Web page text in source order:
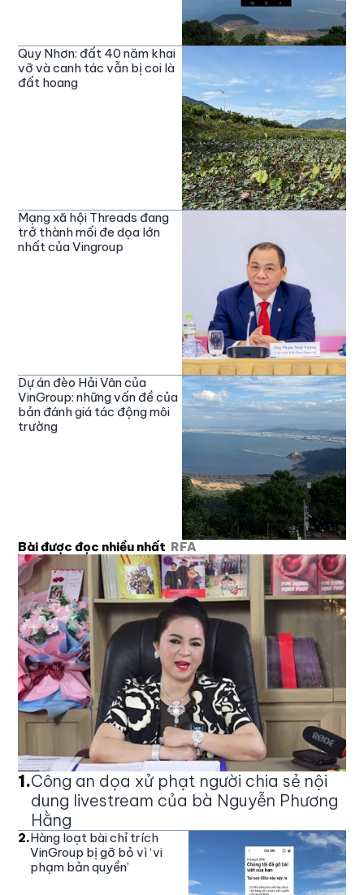
Quy Nhơn: đất 40 năm khai
vỡ và canh tác vẫn bị coi là
đất hoang
Mạng xã hội Threads đang
trở thành mối đe dọa lớn
nhất của Vingroup
Dự án đèo Hải Vân của
VinGroup: những vấn đề của
bản đánh giá tác động môi
trường
Bài được đọc nhiều nhất RFA
1.Công an dọa xử phạt người chia sẻ nội
dung livestream của bà Nguyễn Phương
Hằng
2.Hàng loạt bài chỉ trích
VinGroup bị gỡ bỏ vì ‘vi
phạm bản quyền’